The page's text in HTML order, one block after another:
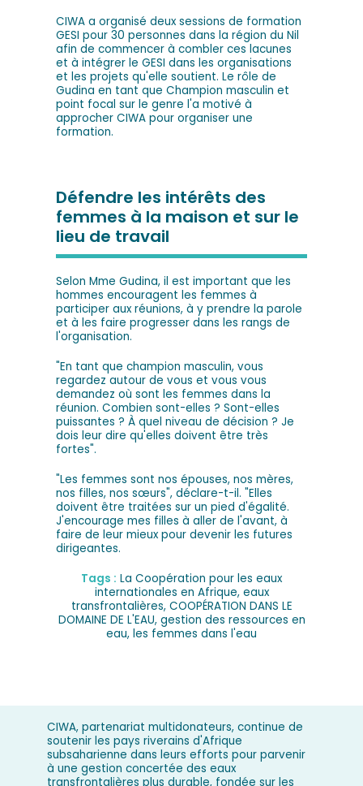
CIWA a organisé deux sessions de formation
GESI pour 30 personnes dans la région du Nil
afin de commencer à combler ces lacunes
et à intégrer le GESI dans les organisations
et les projets qu'elle soutient. Le rôle de
Gudina en tant que Champion masculin et
point focal sur le genre l'a motivé à
approcher CIWA pour organiser une
formation.
Défendre les intérêts des
femmes à la maison et sur le
lieu de travail
Selon Mme Gudina, il est important que les
hommes encouragent les femmes à
participer aux réunions, à y prendre la parole
et à les faire progresser dans les rangs de
l'organisation.
"En tant que champion masculin, vous
regardez autour de vous et vous vous
demandez où sont les femmes dans la
réunion. Combien sont-elles ? Sont-elles
puissantes ? À quel niveau de décision ? Je
dois leur dire qu'elles doivent être très
fortes".
"Les femmes sont nos épouses, nos mères,
nos filles, nos sœurs", déclare-t-il. "Elles
doivent être traitées sur un pied d'égalité.
J'encourage mes filles à aller de l'avant, à
faire de leur mieux pour devenir les futures
dirigeantes.
Tags : La Coopération pour les eaux
internationales en Afrique, eaux
transfrontalières, COOPÉRATION DANS LE
DOMAINE DE L'EAU, gestion des ressources en
eau, les femmes dans l'eau
CIWA, partenariat multidonateurs, continue de
soutenir les pays riverains d'Afrique
subsaharienne dans leurs efforts pour parvenir
à une gestion concertée des eaux
transfrontalières plus durable, fondée sur les